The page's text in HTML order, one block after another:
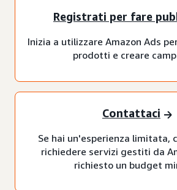
Registrati per fare
Inizia a utilizzare Amazon Ads
prodotti e creare
Contattaci
Se hai un'esperienza limitata,
richiedere servizi gestiti da
richiesto un budget